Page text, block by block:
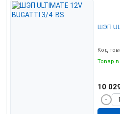
ШЭП
Код
Товар
10